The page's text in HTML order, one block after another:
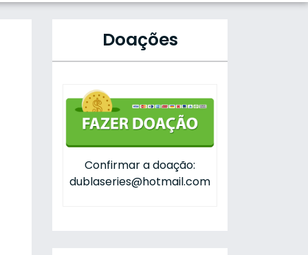
Doações
Confirmar a doação:
dublaseries@hotmail.com